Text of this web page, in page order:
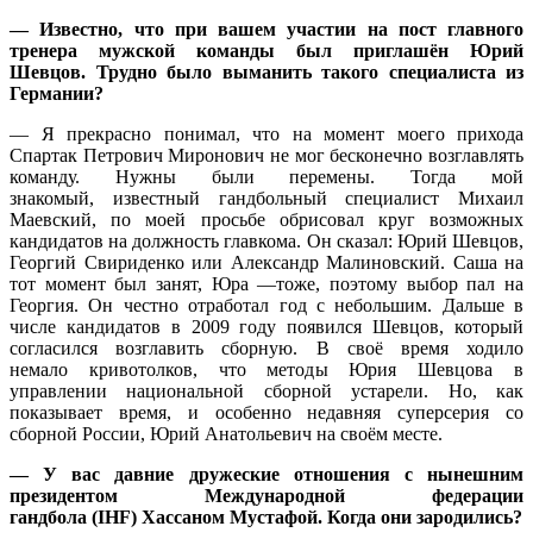
— Известно, что при вашем участии на пост главного
тренера мужской команды был приглашён Юрий
Шевцов. Трудно было выманить такого специалиста из
Германии?
— Я прекрасно понимал, что на момент моего прихода
Спартак Петрович Миронович не мог бесконечно возглавлять
команду. Нужны были перемены. Тогда мой
знакомый, известный гандбольный специалист Михаил
Маевский, по моей просьбе обрисовал круг возможных
кандидатов на должность главкома. Он сказал: Юрий Шевцов,
Георгий Свириденко или Александр Малиновский. Саша на
тот момент был занят, Юра —тоже, поэтому выбор пал на
Георгия. Он честно отработал год с небольшим. Дальше в
числе кандидатов в 2009 году появился Шевцов, который
согласился возглавить сборную. В своё время ходило
немало кривотолков, что методы Юрия Шевцова в
управлении национальной сборной устарели. Но, как
показывает время, и особенно недавняя суперсерия со
сборной России, Юрий Анатольевич на своём месте.
— У вас давние дружеские отношения с нынешним
президентом Международной федерации
гандбола (IHF) Хаcсаном Мустафой. Когда они зародились?